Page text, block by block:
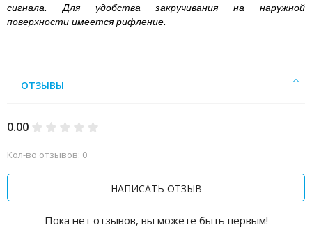
сигнала. Для удобства закручивания на наружной
поверхности имеется рифление.
ОТЗЫВЫ
0.00
Кол-во отзывов: 0
НАПИСАТЬ ОТЗЫВ
Пока нет отзывов, вы можете быть первым!